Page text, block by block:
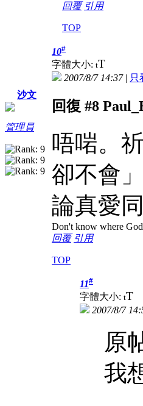
回覆 引用
TOP
沙文
管理員
10#
字體大小: tT
2007/8/7 14:37| 只
回復 #8
唔啱。
卻不會
論真愛
Don't know where
回覆 引用
TOP
11#
字體大小: tT
2007/8/7
原
我